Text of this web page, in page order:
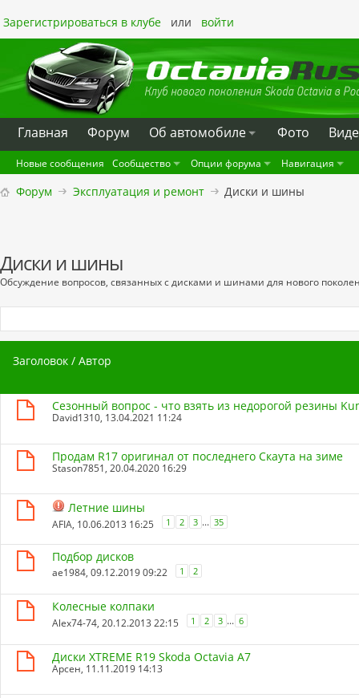
Зарегистрироваться в клубе или войти
Главная Форум Oб автомобиле Фото
Новые сообщения Сообщество Опции форума Навигация
Форум Эксплуатация и ремонт Диски и шины
Диски и шины
Обсуждение вопросов, связанных с дисками и шинами для нового
Заголовок / Автор
Сезонный вопрос - что взять из недорогой резины
David1310, 13.04.2021 11:24
Продам R17 оригинал от последнего Скаута на зиме
Stason7851, 20.04.2020 16:29
Летние шины
AFIA, 10.06.2013 16:25 1 2 3 ... 35
Подбор дисков
ae1984, 09.12.2019 09:22 1 2
Колесные колпаки
Alex74-74, 20.12.2013 22:15 1 2 3 ... 6
Диски XTREME R19 Skoda Octavia A7
Арсен, 11.11.2019 14:13